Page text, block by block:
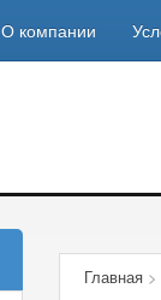
О компании
Главная>